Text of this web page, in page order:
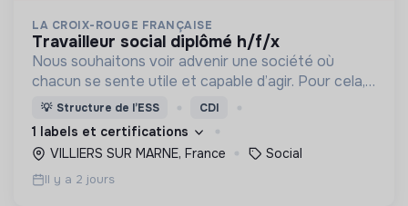
LA CROIX-ROUGE FRANÇAISE
travailleur social diplômé h/f/x
Nous souhaitons voir advenir une société où
chacun se sente utile et capable d’agir. Pour cela,
nous proposons des moyens et des lieux
d’engagement innovants et adaptés à tous.
💡 Structure de l’ESS CDI
1 labels et certifications
VILLIERS SUR MARNE, France
Social
Il y a 2 jours